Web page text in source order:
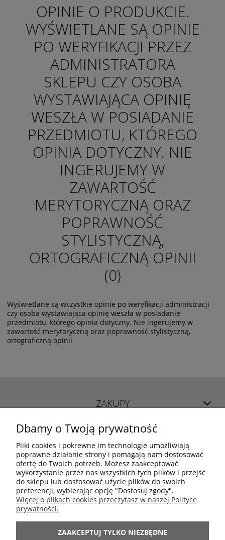
OPINIE O PRODUKCIE.
WYŚWIETLANE SĄ OPINIE
PO WERYFIKACJI PRZEZ
ADMINISTRATORA
SKLEPU CZY OSOBA
WYSTAWIAJĄCA OPINIĘ
WESZŁA W POSIADANIE
PRZEDMIOTU, KTÓREGO
OPINIA DOTYCZNY. NIE
INGERUJEMY W
ZAWARTOŚĆ
MERYTORYCZNĄ ORAZ
POPRAWNOŚĆ
STYLISTYCZNĄ,
ORTOGRAFICZNĄ OPINII
(0)
Wyświetlane są wszystkie opinie po weryfikacji administracji
czy osoba wystawiająca opinię weszła w posiadanie
przedmiotu, którego opinia dotyczny. Nie ingerujemy w
zawartość merytoryczną oraz poprawność stylistyczną,
ortograficzną opinii
ZAKUPY
POMOC
MOJE KONTO
INFORMACJE
ARANŻACJE
Dbamy o Twoją prywatność
Pliki cookies i pokrewne im technologie umożliwiają
poprawne działanie strony i pomagają nam dostosować
ofertę do Twoich potrzeb. Możesz zaakceptować
wykorzystanie przez nas wszystkich tych plików i przejść
do sklepu lub dostosować użycie plików do swoich
preferencji, wybierając opcję "Dostosuj zgody".
Więcej o plikach cookies przeczytasz w naszej Polityce
prywatności.
ZAAKCEPTUJ TYLKO NIEZBĘDNE